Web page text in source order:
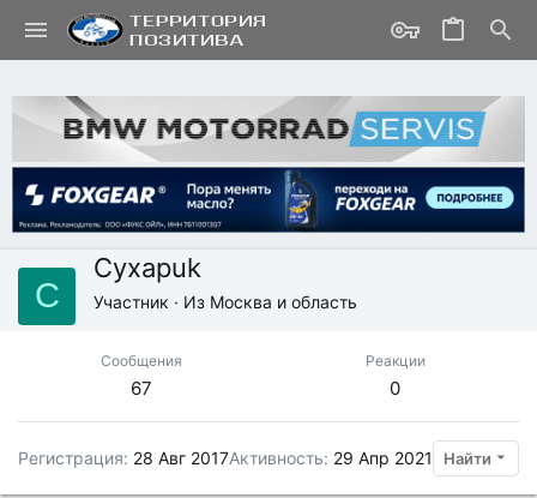
C
Cyxapuk
Участник · Из Москва и область
Сообщения
67
Реакции
0
Регистрация 28 Авг 2017Активность 29 Апр 2021 Найти